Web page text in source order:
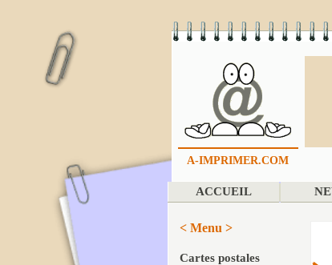
A-IMPRIMER.COM
ACCUEIL
< Menu >
Cartes postales